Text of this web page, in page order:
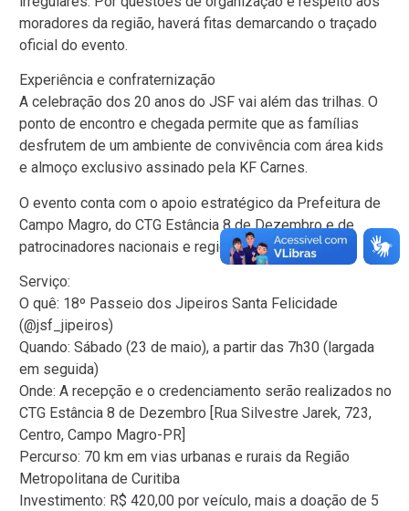
moradores da região, haverá fitas demarcando o traçado
oficial do evento.
Experiência e confraternização
A celebração dos 20 anos do JSF vai além das trilhas. O
ponto de encontro e chegada permite que as famílias
desfrutem de um ambiente de convivência com área kids
e almoço exclusivo assinado pela KF Carnes.
O evento conta com o apoio estratégico da Prefeitura de
Campo Magro, do CTG Estância 8 de Dezembro e de
patrocinadores nacionais e regionais.
Serviço:
O quê: 18º Passeio dos Jipeiros Santa Felicidade
(@jsf_jipeiros)
Quando: Sábado (23 de maio), a partir das 7h30 (largada
em seguida)
Onde: A recepção e o credenciamento serão realizados no
CTG Estância 8 de Dezembro [Rua Silvestre Jarek, 723,
Centro, Campo Magro-PR]
Percurso: 70 km em vias urbanas e rurais da Região
Metropolitana de Curitiba
Investimento: R$ 420,00 por veículo, mais a doação de 5